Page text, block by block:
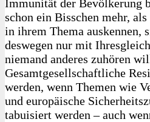
Immunität der Bevölkerung
schon ein Bisschen mehr,
in ihrem Thema auskennen,
deswegen nur mit
niemand anderes zuhören
Gesamtgesellschaftliche
werden, wenn Themen wie
und europäische
tabuisiert werden – auch